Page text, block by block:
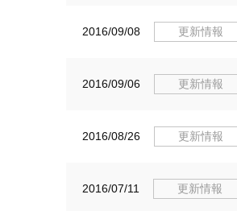
2016/09/08 更新情報
2016/09/06 更新情報
2016/08/26 更新情報
2016/07/11 更新情報